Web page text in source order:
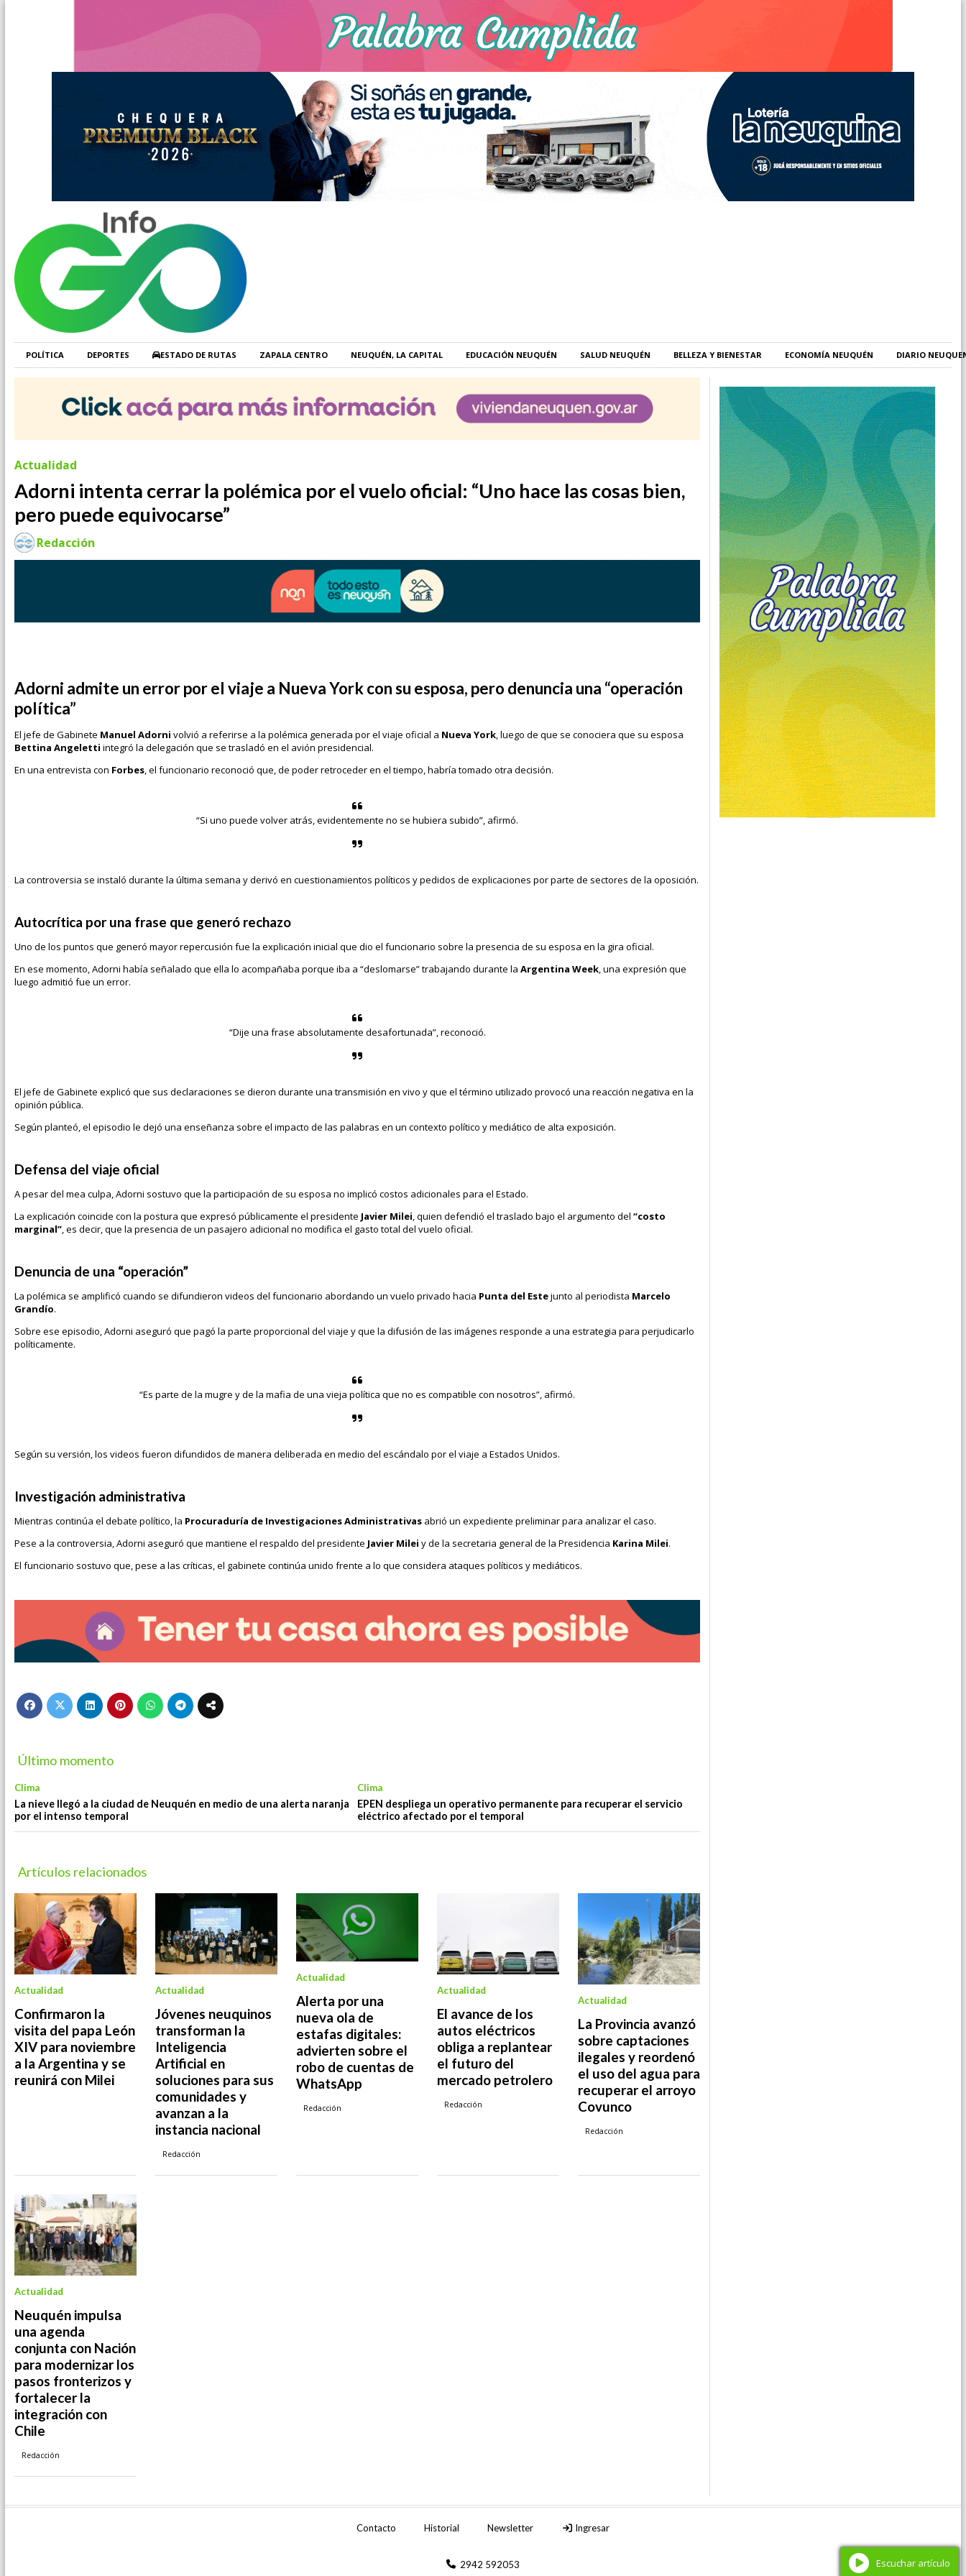
POLÍTICA DEPORTES ESTADO DE RUTAS ZAPALA CENTRO NEUQUÉN, LA CAPITAL EDUCACIÓN NEUQUÉN SALUD NEUQUÉN BELLEZA Y BIENESTAR ECONOMÍA NEUQUÉN DIARIO
Adorni intenta cerrar la polémica por el vuelo oficial: “Uno hace las cosas bien,
pero puede equivocarse”
Actualidad
Redacción
Adorni admite un error por el viaje a Nueva York con su esposa, pero denuncia una “operación
política”
El jefe de Gabinete Manuel Adorni volvió a referirse a la polémica generada por el viaje oficial a Nueva York, luego de que se conociera que su esposa
Bettina Angeletti integró la delegación que se trasladó en el avión presidencial.
En una entrevista con Forbes, el funcionario reconoció que, de poder retroceder en el tiempo, habría tomado otra decisión.
“Si uno puede volver atrás, evidentemente no se hubiera subido”, afirmó.
La controversia se instaló durante la última semana y derivó en cuestionamientos políticos y pedidos de explicaciones por parte de sectores de la oposición.
Autocrítica por una frase que generó rechazo
Uno de los puntos que generó mayor repercusión fue la explicación inicial que dio el funcionario sobre la presencia de su esposa en la gira oficial.
En ese momento, Adorni había señalado que ella lo acompañaba porque iba a “deslomarse” trabajando durante la Argentina Week, una expresión que
luego admitió fue un error.
“Dije una frase absolutamente desafortunada”, reconoció.
El jefe de Gabinete explicó que sus declaraciones se dieron durante una transmisión en vivo y que el término utilizado provocó una reacción negativa en la
opinión pública.
Según planteó, el episodio le dejó una enseñanza sobre el impacto de las palabras en un contexto político y mediático de alta exposición.
Defensa del viaje oficial
A pesar del mea culpa, Adorni sostuvo que la participación de su esposa no implicó costos adicionales para el Estado.
La explicación coincide con la postura que expresó públicamente el presidente Javier Milei, quien defendió el traslado bajo el argumento del “costo
marginal”, es decir, que la presencia de un pasajero adicional no modifica el gasto total del vuelo oficial.
Denuncia de una “operación”
La polémica se amplificó cuando se difundieron videos del funcionario abordando un vuelo privado hacia Punta del Estejunto al periodista Marcelo
Grandío.
Sobre ese episodio, Adorni aseguró que pagó la parte proporcional del viaje y que la difusión de las imágenes responde a una estrategia para perjudicarlo
políticamente.
“Es parte de la mugre y de la mafia de una vieja política que no es compatible con nosotros”, afirmó.
Según su versión, los videos fueron difundidos de manera deliberada en medio del escándalo por el viaje a Estados Unidos.
Investigación administrativa
Mientras continúa el debate político, la Procuraduría de Investigaciones Administrativas abrió un expediente preliminar para analizar el caso.
Pese a la controversia, Adorni aseguró que mantiene el respaldo del presidente Javier Milei y de la secretaria general de la Presidencia Karina Milei.
El funcionario sostuvo que, pese a las críticas, el gabinete continúa unido frente a lo que considera ataques políticos y mediáticos.
Último momento
La nieve llegó a la ciudad de Neuquén en medio de una alerta naranja
por el intenso temporal
Clima
EPEN despliega un operativo permanente para recuperar el servicio
eléctrico afectado por el temporal
Clima
Artículos relacionados
Confirmaron la
visita del papa León
XIV para noviembre
a la Argentina y se
reunirá con Milei
Actualidad
Jóvenes neuquinos
transforman la
Inteligencia
Artificial en
soluciones para sus
comunidades y
avanzan a la
instancia nacional
Redacción
Actualidad
Alerta por una
nueva ola de
estafas digitales:
advierten sobre el
robo de cuentas de
WhatsApp
Redacción
Actualidad
El avance de los
autos eléctricos
obliga a replantear
el futuro del
mercado petrolero
Redacción
Actualidad
La Provincia avanzó
sobre captaciones
ilegales y reordenó
el uso del agua para
recuperar el arroyo
Covunco
Redacción
Actualidad
Neuquén impulsa
una agenda
conjunta con Nación
para modernizar los
pasos fronterizos y
fortalecer la
integración con
Chile
Redacción
Actualidad
Contacto Historial Newsletter Ingresar
2942 592053 Escuchar artículo